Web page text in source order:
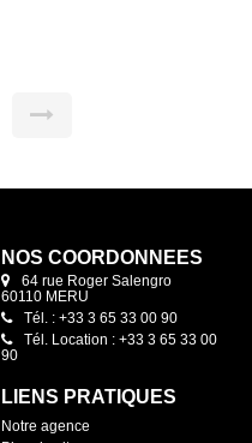
NOS COORDONNÉES
64 rue Roger Salengro
60110 MERU
Tél. : +33 3 65 33 00 90
Tél. Location : +33 3 65 33 00
90
LIENS PRATIQUES
Notre agence